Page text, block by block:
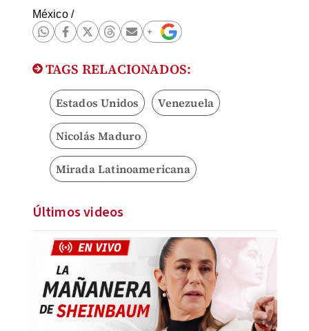
México/
TAGS RELACIONADOS:
Estados Unidos Venezuela
Nicolás Maduro
Mirada Latinoamericana
Últimos videos